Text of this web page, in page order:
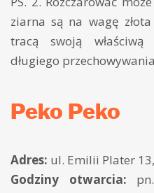
ziarna są na wagę
tracą swoją
długiego
Peko Peko
Adres: ul. Emilii Plater
Godziny otwarcia: